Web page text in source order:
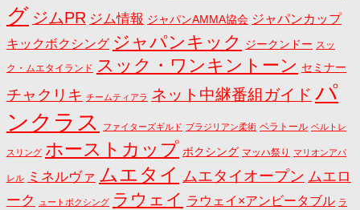
グ ジムPR ジム情報 ジャパンAMMA協会 ジャパンカップ
キックボクシング ジャパンキック ジークンドー スッ
ク・ムエタイランド スック・ワンキントーン セミナー
チャクリキ チームティアラ ネット中継番組ガイド パ
ンクラス
ファイターズギルド ブラジリアン柔術 ベラトール ベルトレ
スリング ホーストカップ ボクシング マッハ祭り マリオンアパ
レル ミネルヴァ ムエタイ ムエタイオープン ムエロ
ーク
ュートボクシング ラウェイ ラウェイ×アンビータブル ラ